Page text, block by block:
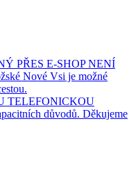
PŘES E-SHOP NENÍ
Nové Vsi je možné
TELEFONICKOU
důvodů. Děkujeme